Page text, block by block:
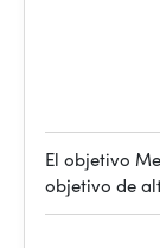
El objetivo
objetivo de